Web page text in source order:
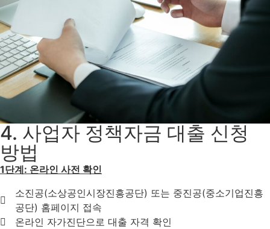
4. 사업자 정책자금 대출 신청
방법
1단계: 온라인 사전 확인
소진공(소상공인시장진흥공단) 또는 중진공(중소기업진흥
공단) 홈페이지 접속
온라인 자가진단으로 대출 자격 확인